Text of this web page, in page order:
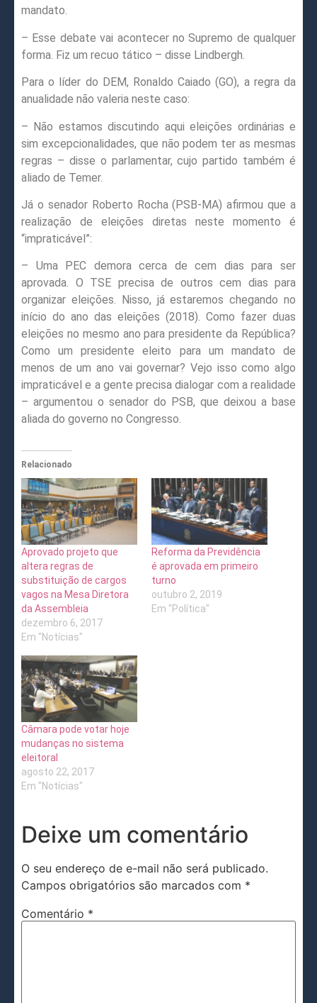
mandato.
– Esse debate vai acontecer no Supremo de qualquer
forma. Fiz um recuo tático – disse Lindbergh.
Para o líder do DEM, Ronaldo Caiado (GO), a regra da
anualidade não valeria neste caso:
– Não estamos discutindo aqui eleições ordinárias e
sim excepcionalidades, que não podem ter as mesmas
regras – disse o parlamentar, cujo partido também é
aliado de Temer.
Já o senador Roberto Rocha (PSB-MA) afirmou que a
realização de eleições diretas neste momento é
“impraticável”:
– Uma PEC demora cerca de cem dias para ser
aprovada. O TSE precisa de outros cem dias para
organizar eleições. Nisso, já estaremos chegando no
início do ano das eleições (2018). Como fazer duas
eleições no mesmo ano para presidente da República?
Como um presidente eleito para um mandato de
menos de um ano vai governar? Vejo isso como algo
impraticável e a gente precisa dialogar com a realidade
– argumentou o senador do PSB, que deixou a base
aliada do governo no Congresso.
Relacionado
Aprovado projeto que
altera regras de
substituição de cargos
vagos na Mesa Diretora
da Assembleia
dezembro 6, 2017
Em "Notícias"
Reforma da Previdência
é aprovada em primeiro
turno
outubro 2, 2019
Em "Política"
Câmara pode votar hoje
mudanças no sistema
eleitoral
agosto 22, 2017
Em "Notícias"
Deixe um comentário
O seu endereço de e-mail não será publicado.
Campos obrigatórios são marcados com *
Comentário *